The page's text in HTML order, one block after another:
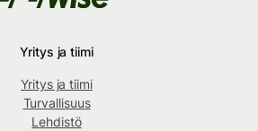
Yritys ja tiimi
Yritys ja tiimi
Turvallisuus
Lehdistö